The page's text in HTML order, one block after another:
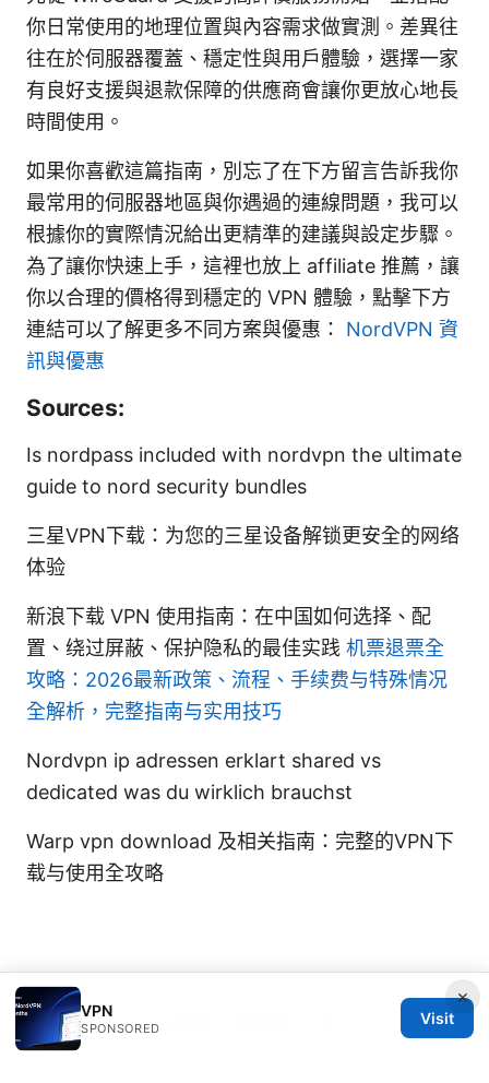
你日常使用的地理位置與內容需求做實測。差異往
往在於伺服器覆蓋、穩定性與用戶體驗，選擇一家
有良好支援與退款保障的供應商會讓你更放心地長
時間使用。
如果你喜歡這篇指南，別忘了在下方留言告訴我你
最常用的伺服器地區與你遇過的連線問題，我可以
根據你的實際情況給出更精準的建議與設定步驟。
為了讓你快速上手，這裡也放上 affiliate 推薦，讓
你以合理的價格得到穩定的 VPN 體驗，點擊下方
連結可以了解更多不同方案與優惠： NordVPN 資
訊與優惠
Sources:
Is nordpass included with nordvpn the ultimate
guide to nord security bundles
三星VPN下载：为您的三星设备解锁更安全的网络
体验
新浪下载 VPN 使用指南：在中国如何选择、配
置、绕过屏蔽、保护隐私的最佳实践 机票退票全
攻略：2026最新政策、流程、手续费与特殊情况
全解析，完整指南与实用技巧
Nordvpn ip adressen erklart shared vs
dedicated was du wirklich brauchst
Warp vpn download 及相关指南：完整的VPN下
载与使用全攻略
×
VPN
SPONSORED
Visit
© Speedworlddragway 2026